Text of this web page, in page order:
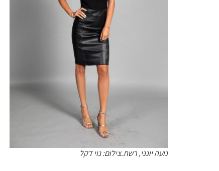
נועה יונני, רשת.צילום: נוי דקל